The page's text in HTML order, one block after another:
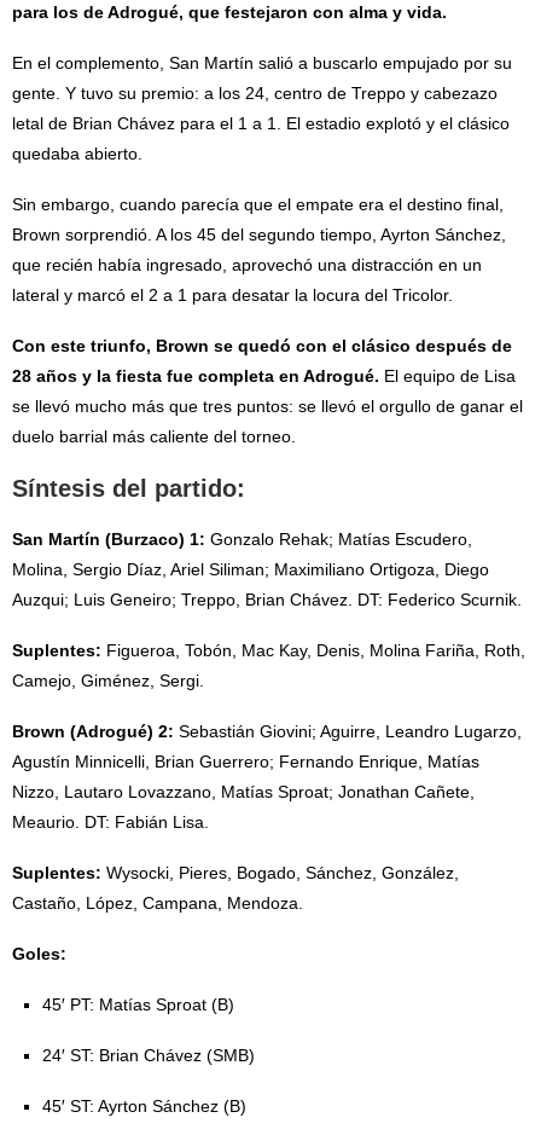
para los de Adrogué, que festejaron con alma y vida.
En el complemento, San Martín salió a buscarlo empujado por su
gente. Y tuvo su premio: a los 24, centro de Treppo y cabezazo
letal de Brian Chávez para el 1 a 1. El estadio explotó y el clásico
quedaba abierto.
Sin embargo, cuando parecía que el empate era el destino final,
Brown sorprendió. A los 45 del segundo tiempo, Ayrton Sánchez,
que recién había ingresado, aprovechó una distracción en un
lateral y marcó el 2 a 1 para desatar la locura del Tricolor.
Con este triunfo, Brown se quedó con el clásico después de
28 años y la fiesta fue completa en Adrogué. El equipo de Lisa
se llevó mucho más que tres puntos: se llevó el orgullo de ganar el
duelo barrial más caliente del torneo.
Síntesis del partido:
San Martín (Burzaco) 1: Gonzalo Rehak; Matías Escudero,
Molina, Sergio Díaz, Ariel Siliman; Maximiliano Ortigoza, Diego
Auzqui; Luis Geneiro; Treppo, Brian Chávez. DT: Federico Scurnik.
Suplentes: Figueroa, Tobón, Mac Kay, Denis, Molina Fariña, Roth,
Camejo, Giménez, Sergi.
Brown (Adrogué) 2: Sebastián Giovini; Aguirre, Leandro Lugarzo,
Agustín Minnicelli, Brian Guerrero; Fernando Enrique, Matías
Nizzo, Lautaro Lovazzano, Matías Sproat; Jonathan Cañete,
Meaurio. DT: Fabián Lisa.
Suplentes: Wysocki, Pieres, Bogado, Sánchez, González,
Castaño, López, Campana, Mendoza.
Goles:
45′ PT: Matías Sproat (B)
24′ ST: Brian Chávez (SMB)
45′ ST: Ayrton Sánchez (B)